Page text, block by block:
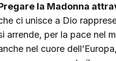
la Madonna
ci unisce a Dio
arrende, per la pace nel
nel cuore